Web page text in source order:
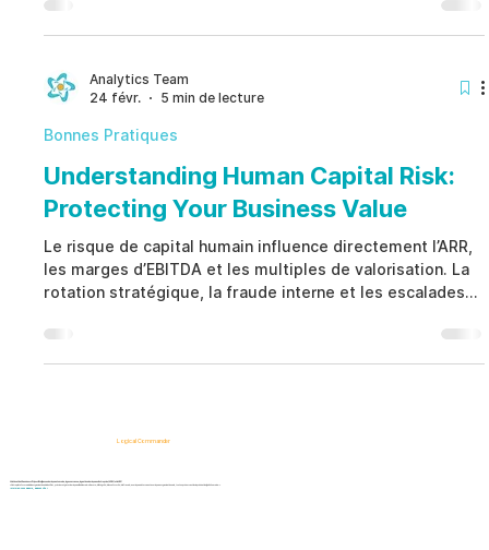
identifiant rapidement les indicateurs de risque, en
renforçant les contrôles internes, en favorisant les
gouvernance proactive. Une stratégie de prévention bien
structurée améliore la conformité, protège les fonds
Analytics Team
24 févr.
5 min de lecture
Bonnes Pratiques
Understanding Human Capital Risk:
Protecting Your Business Value
Le risque de capital humain influence directement l’ARR,
les marges d’EBITDA et les multiples de valorisation. La
rotation stratégique, la fraude interne et les escalades
Prioriser le risque de capital humain en temps réel
protège la performance et la gouvernance d’entreprise.
Logical Commander